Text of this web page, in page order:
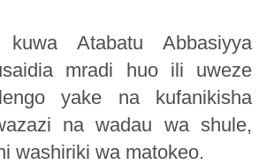
kuwa Atabatu Abbasiyya
mradi huo ili uweze
yake na kufanikisha
na wadau wa shule,
washiriki wa matokeo.